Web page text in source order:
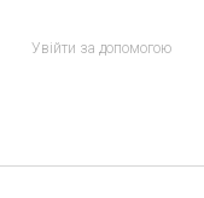
Увійти за допомогою